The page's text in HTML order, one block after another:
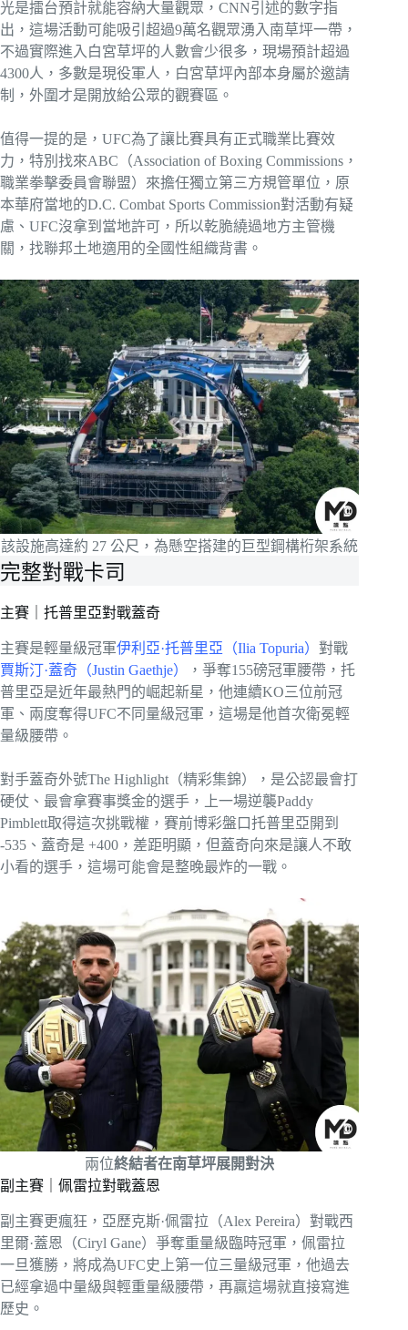
光是擂台預計就能容納大量觀眾，CNN引述的數字指
出，這場活動可能吸引超過9萬名觀眾湧入南草坪一帶，
不過實際進入白宮草坪的人數會少很多，現場預計超過
4300人，多數是現役軍人，白宮草坪內部本身屬於邀請
制，外圍才是開放給公眾的觀賽區。
值得一提的是，UFC為了讓比賽具有正式職業比賽效
力，特別找來ABC（Association of Boxing Commissions，
職業拳擊委員會聯盟）來擔任獨立第三方規管單位，原
本華府當地的D.C. Combat Sports Commission對活動有疑
慮、UFC沒拿到當地許可，所以乾脆繞過地方主管機
關，找聯邦土地適用的全國性組織背書。
該設施高達約 27 公尺，為懸空搭建的巨型鋼構桁架系統
完整對戰卡司
主賽｜托普里亞對戰蓋奇
主賽是輕量級冠軍伊利亞·托普里亞（Ilia Topuria） 對戰
賈斯汀·蓋奇（Justin Gaethje）
，爭奪155磅冠軍腰帶，托
普里亞是近年最熱門的崛起新星，他連續KO三位前冠
軍、兩度奪得UFC不同量級冠軍，這場是他首次衛冕輕
量級腰帶。
對手蓋奇外號The Highlight（精彩集錦），是公認最會打
硬仗、最會拿賽事獎金的選手，上一場逆襲Paddy
Pimblett取得這次挑戰權，賽前博彩盤口托普里亞開到
-535、蓋奇是 +400，差距明顯，但蓋奇向來是讓人不敢
小看的選手，這場可能會是整晚最炸的一戰。
兩位終結者在南草坪展開對決
副主賽｜佩雷拉對戰蓋恩
副主賽更瘋狂，亞歷克斯·佩雷拉（Alex Pereira）對戰西
里爾·蓋恩（Ciryl Gane）爭奪重量級臨時冠軍，佩雷拉
一旦獲勝，將成為UFC史上第一位三量級冠軍，他過去
已經拿過中量級與輕重量級腰帶，再贏這場就直接寫進
歷史。